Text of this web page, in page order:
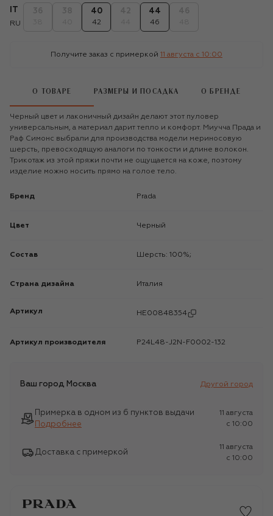
RU
40
42
44
46
Получите заказ с примеркой 11 августа c 10:00
О ТОВАРЕ РАЗМЕРЫ И ПОСАДКА О БРЕНДЕ
Черный цвет и лаконичный дизайн делают этот пуловер
универсальным, а материал дарит тепло и комфорт. Миучча Прада и
Раф Симонс выбрали для производства модели мериносовую
шерсть, превосходящую аналоги по тонкости и длине волокон.
Трикотаж из этой пряжи почти не ощущается на коже, поэтому
изделие можно носить прямо на голое тело.
Бренд Prada
Цвет Черный
Состав Шерсть: 100%;
Страна дизайна Италия
Артикул HE00848354
Артикул производителя P24L48-J2N-F0002-132
Ваш город Москва Другой город
Примерка в одном из 6 пунктов выдачи
Подробнее
11 августа
c 10:00
Доставка с примеркой
11 августа
c 10:00